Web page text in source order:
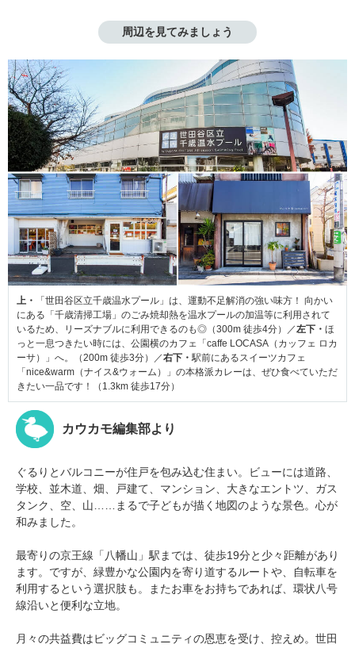
周辺を見てみましょう
上・
「世田谷区立千歳温水プール」は、運動不足解消の強い味方！ 向かい
にある「千歳清掃工場」のごみ焼却熱を温水プールの加温等に利用されて
いるため、リーズナブルに利用できるのも◎（300m 徒歩4分）／左下・ ほ
っと一息つきたい時には、公園横のカフェ「caffe LOCASA（カッフェ ロカ
ーサ）」へ。（200m 徒歩3分）／右下・駅前にあるスイーツカフェ
「nice&warm（ナイス&ウォーム）」の本格派カレーは、ぜひ食べていただ
きたい一品です！（1.3km 徒歩17分）
カウカモ編集部より
ぐるりとバルコニーが住戸を包み込む住まい。ビューには道路、
学校、並木道、畑、戸建て、マンション、大きなエントツ、ガス
タンク、空、山……まるで子どもが描く地図のような景色。心が
和みました。
最寄りの京王線「八幡山」駅までは、徒歩19分と少々距離があり
ます。ですが、緑豊かな公園内を寄り道するルートや、自転車を
利用するという選択肢も。またお車をお持ちであれば、環状八号
線沿いと便利な立地。
月々の共益費はビッグコミュニティの恩恵を受け、控えめ。世田